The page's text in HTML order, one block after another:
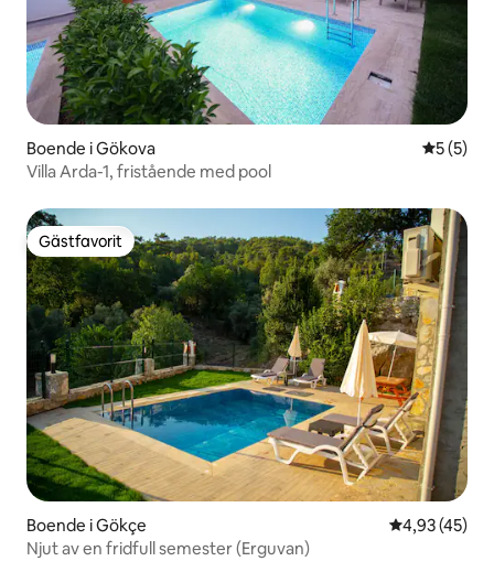
Boende i Gökova 5 av 5 i
5 (5)
Villa Arda-1, fristående med pool
Gästfavorit
Gästfavorit
Boende i Gökçe 4,93 av 5 i
4,93 (45)
Njut av en fridfull semester (Erguvan)